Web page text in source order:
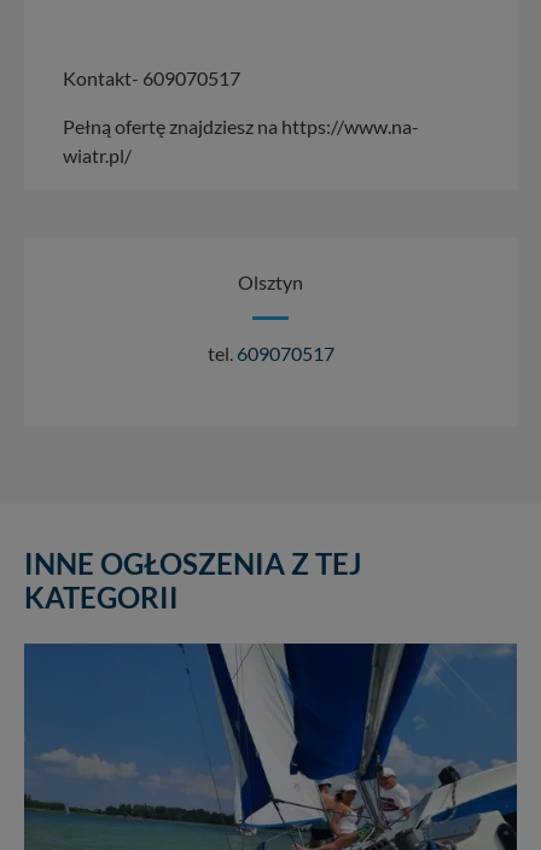
Kontakt- 609070517
Pełną ofertę znajdziesz na https://www.na-
wiatr.pl/
Olsztyn
tel. 609070517
INNE OGŁOSZENIA Z TEJ
KATEGORII